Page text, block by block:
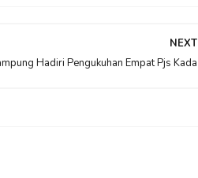
NEXT
Hadiri Pengukuhan Empat Pjs Kada